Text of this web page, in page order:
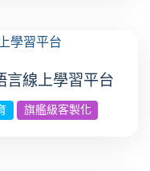
線上學習平台
旗艦級客製化